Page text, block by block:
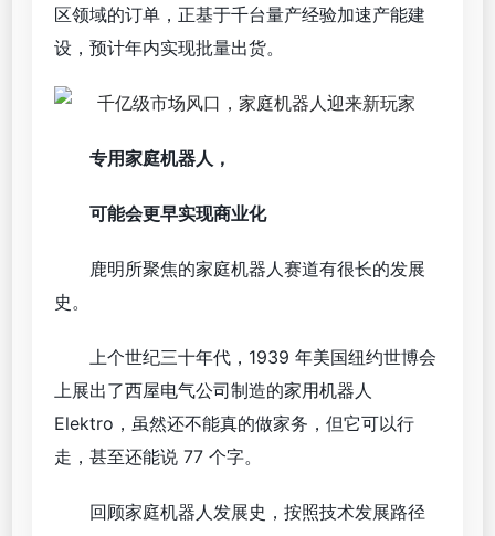
区领域的订单，正基于千台量产经验加速产能建
设，预计年内实现批量出货。
专用家庭机器人，
可能会更早实现商业化
鹿明所聚焦的家庭机器人赛道有很长的发展
史。
上个世纪三十年代，1939 年美国纽约世博会
上展出了西屋电气公司制造的家用机器人
Elektro，虽然还不能真的做家务，但它可以行
走，甚至还能说 77 个字。
回顾家庭机器人发展史，按照技术发展路径